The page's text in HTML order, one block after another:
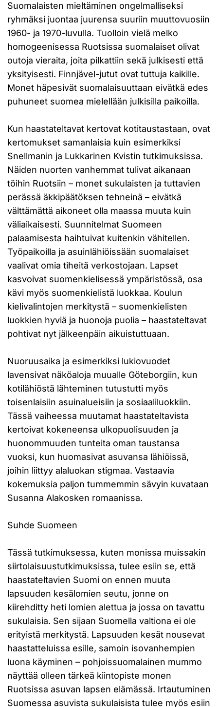
Suomalaisten mieltäminen ongelmalliseksi
ryhmäksi juontaa juurensa suuriin muuttovuosiin
1960- ja 1970-luvulla. Tuolloin vielä melko
homogeenisessa Ruotsissa suomalaiset olivat
outoja vieraita, joita pilkattiin sekä julkisesti että
yksityisesti. Finnjävel-jutut ovat tuttuja kaikille.
Monet häpesivät suomalaisuuttaan eivätkä edes
puhuneet suomea mielellään julkisilla paikoilla.
Kun haastateltavat kertovat kotitaustastaan, ovat
kertomukset samanlaisia kuin esimerkiksi
Snellmanin ja Lukkarinen Kvistin tutkimuksissa.
Näiden nuorten vanhemmat tulivat aikanaan
töihin Ruotsiin – monet sukulaisten ja tuttavien
perässä äkkipäätöksen tehneinä – eivätkä
välttämättä aikoneet olla maassa muuta kuin
väliaikaisesti. Suunnitelmat Suomeen
palaamisesta haihtuivat kuitenkin vähitellen.
Työpaikoilla ja asuinlähiöissään suomalaiset
vaalivat omia tiheitä verkostojaan. Lapset
kasvoivat suomenkielisessä ympäristössä, osa
kävi myös suomenkielistä luokkaa. Koulun
kielivalintojen merkitystä – suomenkielisten
luokkien hyviä ja huonoja puolia – haastateltavat
pohtivat nyt jälkeenpäin aikuistuttuaan.
Nuoruusaika ja esimerkiksi lukiovuodet
lavensivat näköaloja muualle Göteborgiin, kun
kotilähiöstä lähteminen tutustutti myös
toisenlaisiin asuinalueisiin ja sosiaaliluokkiin.
Tässä vaiheessa muutamat haastateltavista
kertoivat kokeneensa ulkopuolisuuden ja
huonommuuden tunteita oman taustansa
vuoksi, kun huomasivat asuvansa lähiöissä,
joihin liittyy alaluokan stigmaa. Vastaavia
kokemuksia paljon tummemmin sävyin kuvataan
Susanna Alakosken romaanissa.
Suhde Suomeen
Tässä tutkimuksessa, kuten monissa muissakin
siirtolaisuustutkimuksissa, tulee esiin se, että
haastateltavien Suomi on ennen muuta
lapsuuden kesälomien seutu, jonne on
kiirehditty heti lomien alettua ja jossa on tavattu
sukulaisia. Sen sijaan Suomella valtiona ei ole
erityistä merkitystä. Lapsuuden kesät nousevat
haastatteluissa esille, samoin isovanhempien
luona käyminen – pohjoissuomalainen mummo
näyttää olleen tärkeä kiintopiste monen
Ruotsissa asuvan lapsen elämässä. Irtautuminen
Suomessa asuvista sukulaisista tulee myös esiin